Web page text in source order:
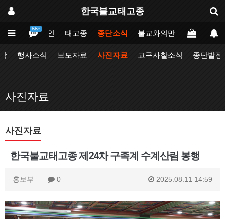
한국불교태고종
BBS
메인 태고종 종단소식 불교와의만남 업무포털
행사소식 보도자료 사진자료 교구사찰소식 종단발전
사진자료
사진자료
한국불교태고종 제24차 구족계 수계산림 봉행
홍보부 0 2025.08.11 14:59